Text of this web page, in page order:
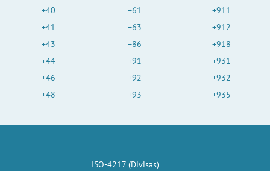
+40
+41
+43
+44
+46
+48
+61
+63
+86
+91
+92
+93
+911
+912
+918
+931
+932
+935
ISO-4217 (Divisas)